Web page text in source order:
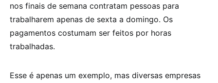
nos finais de semana contratam pessoas para
trabalharem apenas de sexta a domingo. Os
pagamentos costumam ser feitos por horas
trabalhadas.
Esse é apenas um exemplo, mas diversas empresas